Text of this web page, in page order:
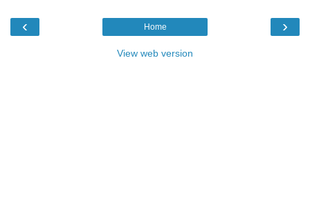
‹ ›
Home
View web version